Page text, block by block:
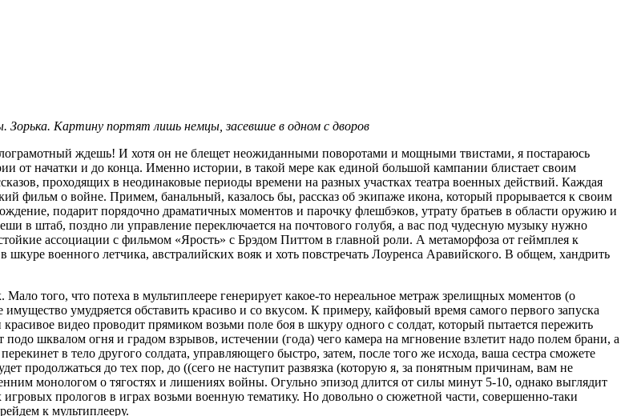
Зорька. Картину портят лишь немцы, засевшие в одном с дворов
ждешь! И хотя он не блещет неожиданными поворотами и мощными твистами, я постараюсь
от начатки и до конца. Именно истории, в такой мере как единой большой кампании блистает своим
проходящих в неодинаковые периоды времени на разных участках театра военных действий. Каждая
фильм о войне. Примем, банальный, казалось бы, рассказ об экипаже икона, который прорывается к своим
подарит порядочно драматичных моментов и парочку флешбэков, утрату братьев в области оружию и
в штаб, поздно ли управление переключается на почтового голубя, а вас под чудесную музыку нужно
ассоциации с фильмом «Ярость» с Брэдом Питтом в главной роли. А метаморфоза от геймплея к
военного летчика, австралийских вояк и хоть повстречать Лоуренса Аравийского. В общем, хандрить
того, что потеха в мультиплеере генерирует какое-то нереальное метраж зрелищных моментов (о
умудряется обставить красиво и со вкусом. К примеру, кайфовый время самого первого запуска
видео проводит прямиком возьми поле боя в шкуру одного с солдат, который пытается пережить
шквалом огня и градом взрывов, истечении (года) чего камера на мгновение взлетит надо полем брани, а
в тело другого солдата, управляющего быстро, затем, после того же исхода, ваша сестра сможете
продолжаться до тех пор, до ((сего не наступит развязка (которую я, за понятным причинам, вам не
монологом о тягостях и лишениях войны. Огульно эпизод длится от силы минут 5-10, однако выглядит
прологов в играх возьми военную тематику. Но довольно о сюжетной части, совершенно-таки
к мультиплееру.